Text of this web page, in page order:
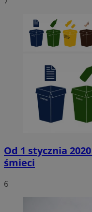
Od 1 stycznia
śmieci
6